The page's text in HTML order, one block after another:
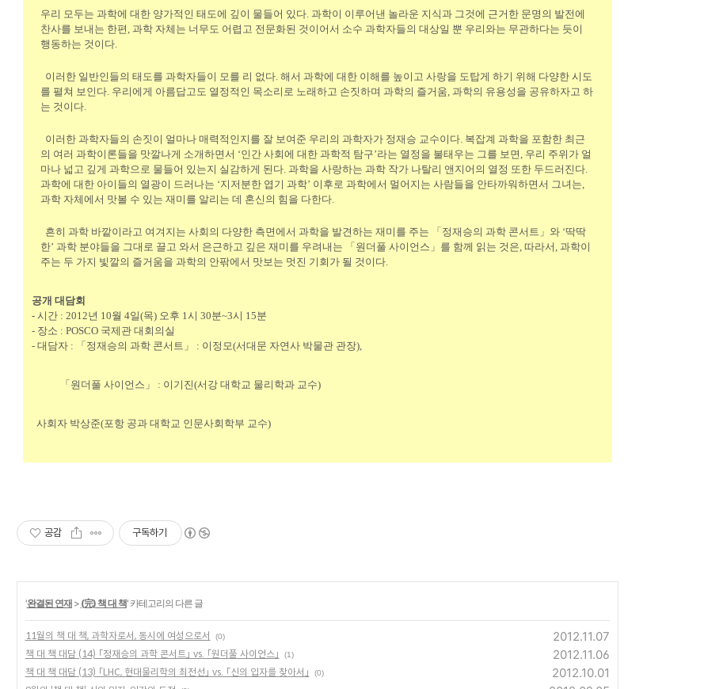
우리 모두는 과학에 대한 양가적인 태도에 깊이 물들어 있다. 과학이 이루어낸 놀라운 지식과 그것에 근거한 문명의 발전에
찬사를 보내는 한편, 과학 자체는 너무도 어렵고 전문화된 것이어서 소수 과학자들의 대상일 뿐 우리와는 무관하다는 듯이
행동하는 것이다.
이러한 일반인들의 태도를 과학자들이 모를 리 없다. 해서 과학에 대한 이해를 높이고 사랑을 도탑게 하기 위해 다양한 시도
를 펼쳐 보인다. 우리에게 아름답고도 열정적인 목소리로 노래하고 손짓하며 과학의 즐거움, 과학의 유용성을 공유하자고 하
는 것이다.
이러한 과학자들의 손짓이 얼마나 매력적인지를 잘 보여준 우리의 과학자가 정재승 교수이다. 복잡계 과학을 포함한 최근
의 여러 과학이론들을 맛깔나게 소개하면서 ‘인간 사회에 대한 과학적 탐구’라는 열정을 불태우는 그를 보면, 우리 주위가 얼
마나 넓고 깊게 과학으로 물들어 있는지 실감하게 된다. 과학을 사랑하는 과학 작가 나탈리 앤지어의 열정 또한 두드러진다.
과학에 대한 아이들의 열광이 드러나는 ‘지저분한 엽기 과학’ 이후로 과학에서 멀어지는 사람들을 안타까워하면서 그녀는,
과학 자체에서 맛볼 수 있는 재미를 알리는 데 혼신의 힘을 다한다.
흔히 과학 바깥이라고 여겨지는 사회의 다양한 측면에서 과학을 발견하는 재미를 주는 「정재승의 과학 콘서트」와 ‘딱딱
한’ 과학 분야들을 그대로 끌고 와서 은근하고 깊은 재미를 우려내는 「원더풀 사이언스」를 함께 읽는 것은, 따라서, 과학이
주는 두 가지 빛깔의 즐거움을 과학의 안팎에서 맛보는 멋진 기회가 될 것이다.
공개 대담회
- 시간 : 2012년 10월 4일(목) 오후 1시 30분~3시 15분
- 장소 : POSCO 국제관 대회의실
- 대담자 :
「정재승의 과학 콘서트」 : 이정모(서대문 자연사 박물관 관장),
「 원더풀 사이언스」 : 이기진(서강 대학교 물리학과 교수)
사회자 박상준(포항 공과 대학교 인문사회학부 교수)
공감 구독하기
'완결된 연재> (完) 책 대 책' 카테고리의 다른 글
11월의 책 대 책, 과학자로서, 동시에 여성으로서 (0) 2012.11.07
책 대 책 대담 (14) 「정재승의 과학 콘서트」 vs. 「원더풀 사이언스」 (1) 2012.11.06
책 대 책 대담 (13) 「LHC, 현대물리학의 최전선」 vs. 「신의 입자를 찾아서」 (0) 2012.10.01